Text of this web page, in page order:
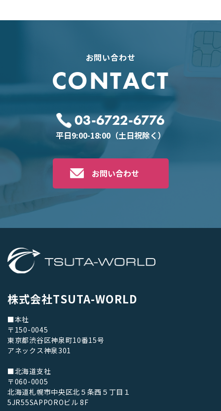
お問い合わせ
CONTACT
03-6722-6776
平日9:00-18:00（土日祝除く）
お問い合わせ
株式会社TSUTA-WORLD
■本社
〒150-0045
東京都渋谷区神泉町10番15号
アネックス神泉301
■北海道支社
〒060-0005
北海道札幌市中央区北５条西５丁目１
5JR55SAPPOROビル 8F